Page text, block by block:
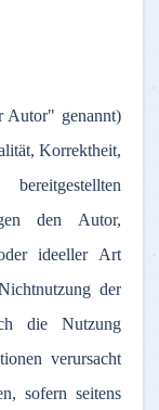
Autor" genannt)
, Korrektheit,
bereitgestellten
den Autor,
ideellerArt
der
dieNutzung
verursacht
,sofern seitens